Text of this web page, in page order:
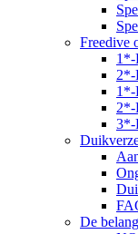
Freedive
1*-
2*-
1*-
2*-
3*-
De